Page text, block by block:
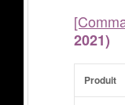
2021)
Produit